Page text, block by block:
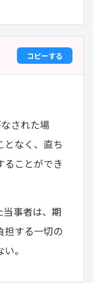
コピーする
された場
となく、直ち
ることができ
事者は、期
担する一切の
。